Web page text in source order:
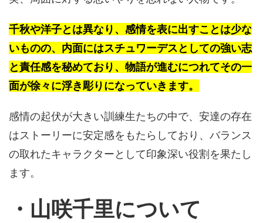
千秋や洋子とは異なり、感情を表に出すことは少な
いものの、内面にはスチュワーデスとしての強い志
と責任感を秘めており、物語が進むにつれてその一
面が徐々に浮き彫りになっていきます。
感情の起伏が大きい訓練生たちの中で、安達の存在
はストーリーに安定感をもたらしており、バランス
の取れたキャラクターとして印象深い役割を果たし
ます。
・山咲千里について